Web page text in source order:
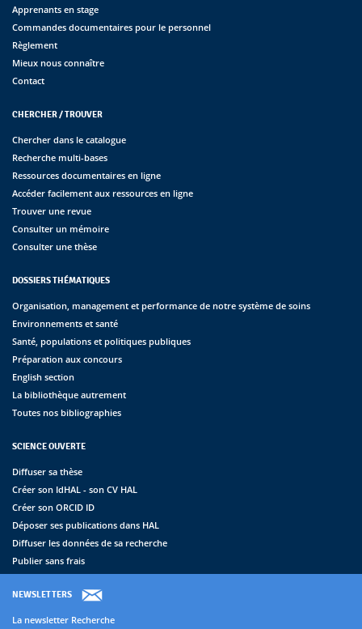
Apprenants en stage
Commandes documentaires pour le personnel
Règlement
Mieux nous connaître
Contact
CHERCHER / TROUVER
Chercher dans le catalogue
Recherche multi-bases
Ressources documentaires en ligne
Accéder facilement aux ressources en ligne
Trouver une revue
Consulter un mémoire
Consulter une thèse
DOSSIERS THÉMATIQUES
Organisation, management et performance de notre système de soins
Environnements et santé
Santé, populations et politiques publiques
Préparation aux concours
English section
La bibliothèque autrement
Toutes nos bibliographies
SCIENCE OUVERTE
Diffuser sa thèse
Créer son IdHAL - son CV HAL
Créer son ORCID ID
Déposer ses publications dans HAL
Diffuser les données de sa recherche
Publier sans frais
NEWSLETTERS
La newsletter Recherche